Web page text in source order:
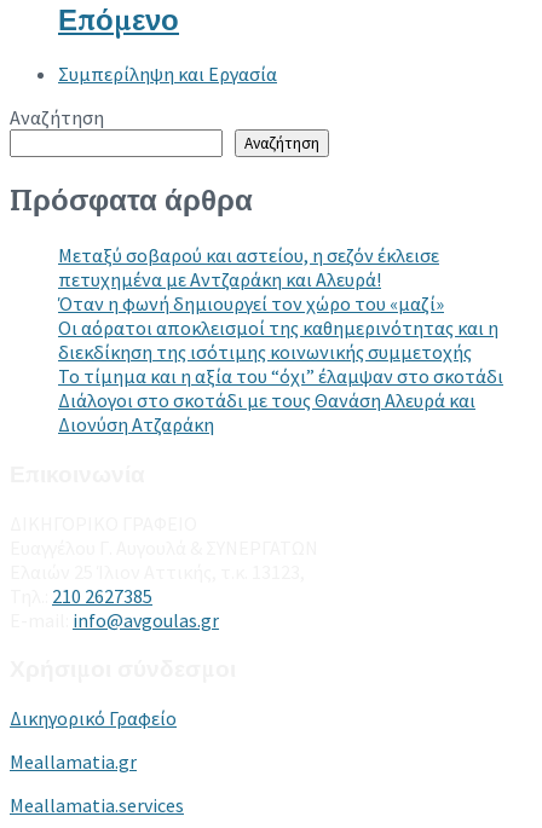
Επόμενο
Συμπερίληψη και Εργασία
Αναζήτηση
Αναζήτηση
Πρόσφατα άρθρα
Μεταξύ σοβαρού και αστείου, η σεζόν έκλεισε
πετυχημένα με Αντζαράκη και Αλευρά!
Όταν η φωνή δημιουργεί τον χώρο του «μαζί»
Οι αόρατοι αποκλεισμοί της καθημερινότητας και η
διεκδίκηση της ισότιμης κοινωνικής συμμετοχής
Το τίμημα και η αξία του “όχι” έλαμψαν στο σκοτάδι
Διάλογοι στο σκοτάδι με τους Θανάση Αλευρά και
Διονύση Ατζαράκη
210 2627385
info@avgoulas.gr
Δικηγορικό Γραφείο
Meallamatia.gr
Meallamatia.services